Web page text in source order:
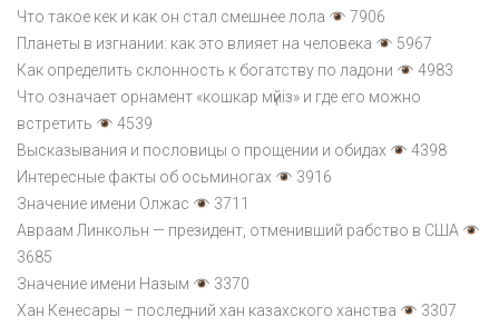
Что такое кек и как он стал смешнее лола
7906
Планеты в изгнании: как это влияет на человека
5967
Как определить склонность к богатству по ладони
4983
Что означает орнамент «кошкар мүйіз» и где его можно
встретить
4539
Высказывания и пословицы о прощении и обидах
4398
Интересные факты об осьминогах
3916
Значение имени Олжас
3711
Авраам Линкольн — президент, отменивший рабство в США
3685
Значение имени Назым
3370
Хан Кенесары – последний хан казахского ханства
3307